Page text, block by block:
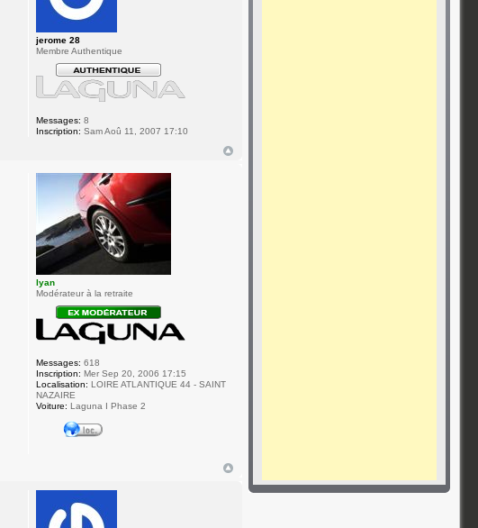
jerome 28
Membre Authentique
Messages: 8
Inscription: Sam Aoû 11, 2007 17:10
lyan
Modérateur à la retraite
Messages: 618
Inscription: Mer Sep 20, 2006 17:15
Localisation: LOIRE ATLANTIQUE 44 - SAINT
NAZAIRE
Voiture: Laguna I Phase 2